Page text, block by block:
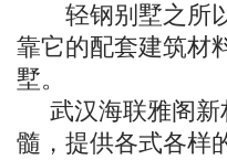
轻钢别墅之所以
靠它的配套建筑材
墅。
武汉海联雅阁新
髓，提供各式各样